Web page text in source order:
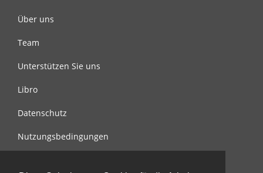
Über uns
Team
Unterstützen Sie uns
Libro
Datenschutz
Nutzungsbedingungen